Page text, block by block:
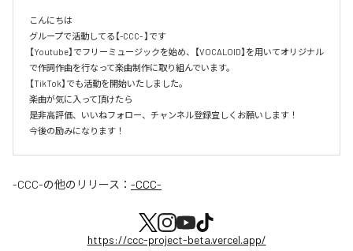
こんにちは
グループで活動してる【-CCC- 】です
【Youtube】でフリーミュージックを始め、【VOCALOID】を用いてオリジナル
で作詞作曲を行なって楽曲制作に取り組んでいます。
【TikTok】でも活動を開始いたしました。
楽曲が気に入って頂けたら
是非高評価、いいねフォロー、チャンネル登録宜しくお願いします！
今後の励みになります！
-CCC-の他のリリース： -CCC-
https://ccc-project-beta.vercel.app/